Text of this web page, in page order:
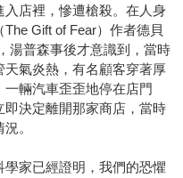
店裡，慘遭槍殺。在人身
Gift of Fear）作者德貝
湯普森事後才意識到，當時
氣炎熱，有名顧客穿著厚
輛汽車歪歪地停在店門
決定離開那家商店，當時
。
家已經證明，我們的恐懼